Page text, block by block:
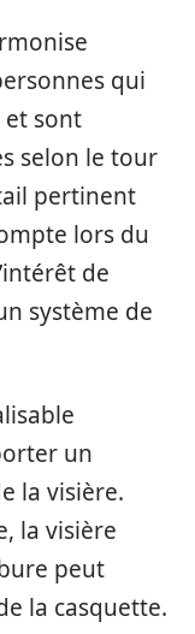
qui
et sont
selon le tour
pertinent
lors du
de
système de
un
la visière.
la visière
peut
la casquette.